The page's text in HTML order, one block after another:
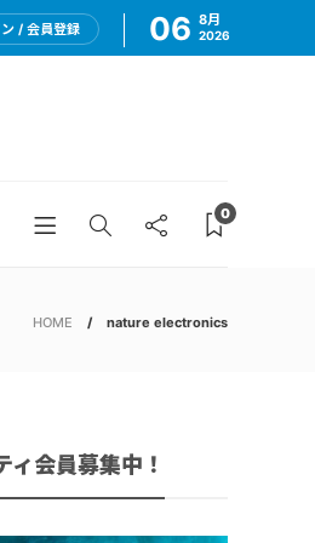
/ 会員登録 06 8月
2026
0
HOME nature electronics
ィ会員募集中！